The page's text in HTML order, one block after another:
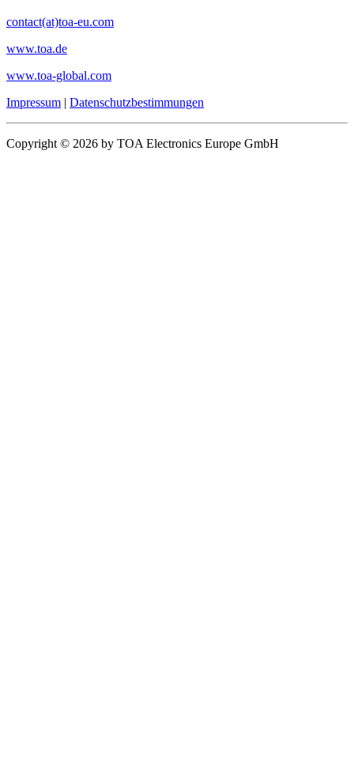
contact(at)toa-eu.com
www.toa.de
www.toa-global.com
Impressum | Datenschutzbestimmungen
Copyright © 2026 by TOA Electronics Europe GmbH